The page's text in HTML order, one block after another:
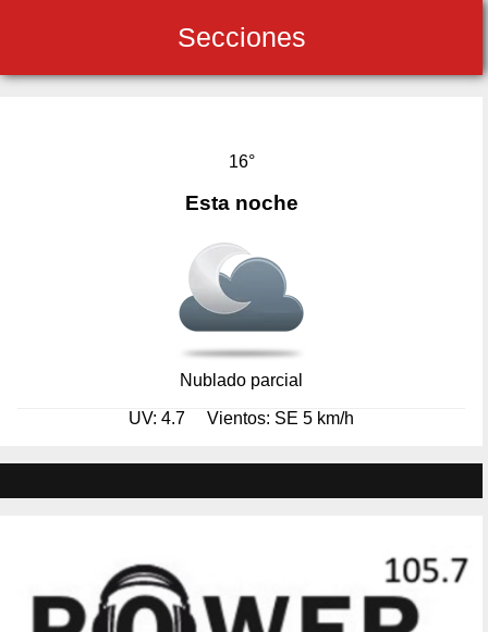
Secciones
16°
Esta noche
Nublado parcial
UV: 4.7 Vientos: SE 5 km/h